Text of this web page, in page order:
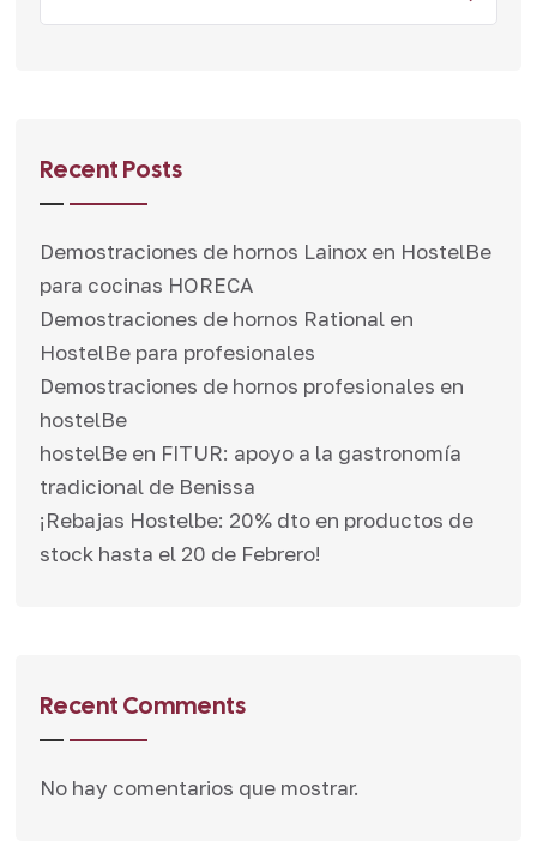
Recent Posts
Demostraciones de hornos Lainox en HostelBe
para cocinas HORECA
Demostraciones de hornos Rational en
HostelBe para profesionales
Demostraciones de hornos profesionales en
hostelBe
hostelBe en FITUR: apoyo a la gastronomía
tradicional de Benissa
¡Rebajas Hostelbe: 20% dto en productos de
stock hasta el 20 de Febrero!
Recent Comments
No hay comentarios que mostrar.